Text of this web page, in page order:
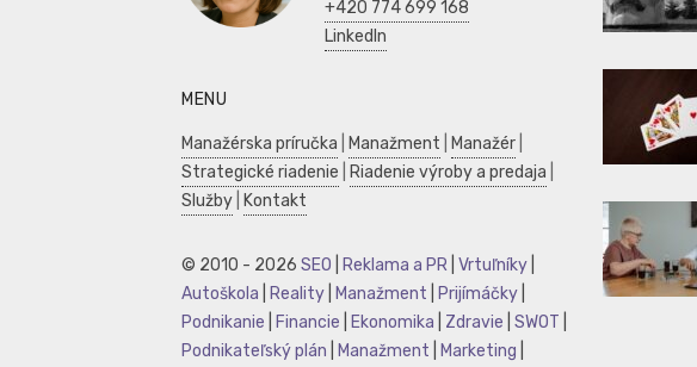
+420 774 699 168
LinkedIn
MENU
Manažérska príručka Manažment Manažér
Strategické riadenie
Riadenie výroby a predaja
Služby
Kontakt
© 2010 - 2026 SEO Reklama a PR Vrtuľníky
Autoškola
Reality Manažment Prijímáčky
Podnikanie
Financie Ekonomika Zdravie SWOT
Podnikateľský plán
Manažment Marketing